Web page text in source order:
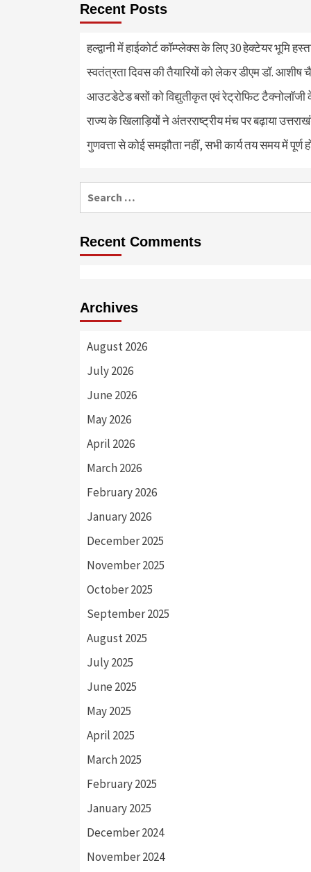
Recent Posts
हल्द्वानी में हाईकोर्ट कॉम्प्लेक्स के लिए 30 हेक्टेयर भूमि
स्वतंत्रता दिवस की तैयारियों को लेकर डीएम डॉ. आशीष
आउटडेटेड बसों को विद्युतीकृत एवं रेट्रोफिट टैक्नोलाॅजी
राज्य के खिलाड़ियों ने अंतरराष्ट्रीय मंच पर बढ़ाया
गुणवत्ता से कोई समझौता नहीं, सभी कार्य तय समय में पूर्ण
for:
Recent Comments
Archives
August 2026
July 2026
June 2026
May 2026
April 2026
March 2026
February 2026
January 2026
December 2025
November 2025
October 2025
September 2025
August 2025
July 2025
June 2025
May 2025
April 2025
March 2025
February 2025
January 2025
December 2024
November 2024